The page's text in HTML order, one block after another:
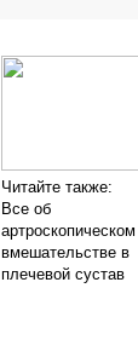
Читайте также:
Все об
артроскопическом
вмешательстве в
плечевой сустав